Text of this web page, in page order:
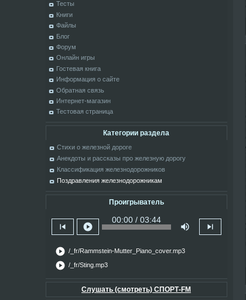
Тесты
Книги
Файлы
Блог
Форум
Онлайн игры
Гостевая книга
Информация о сайте
Обратная связь
Интернет-магазин
Тестовая страница
Категории раздела
Стихи о железной дороге
Анекдоты и рассказы про железную дорогу
Классификация железнодорожников
Поздравления железнодорожникам
Проигрыватель
skip_previous play_circle
00:00 / 03:44
volume_up skip_next
play_circle /_fr/Rammstein-Mutter_Piano_cover.mp3
play_circle /_fr/Sting.mp3
Слушать (смотреть) СПОРТ-FM